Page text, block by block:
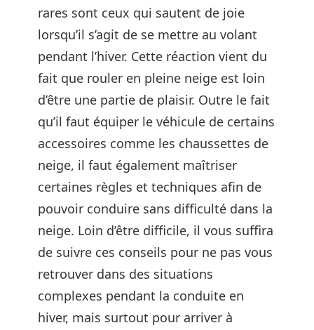
rares sont ceux qui sautent de joie
lorsqu’il s’agit de se mettre au volant
pendant l’hiver. Cette réaction vient du
fait que rouler en pleine neige est loin
d’être une partie de plaisir. Outre le fait
qu’il faut équiper le véhicule de certains
accessoires comme les chaussettes de
neige, il faut également maîtriser
certaines règles et techniques afin de
pouvoir conduire sans difficulté dans la
neige. Loin d’être difficile, il vous suffira
de suivre ces conseils pour ne pas vous
retrouver dans des situations
complexes pendant la conduite en
hiver, mais surtout pour arriver à